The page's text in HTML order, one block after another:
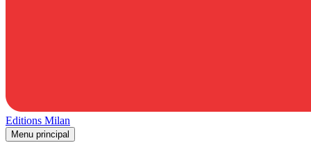
Editions Milan
Menu principal